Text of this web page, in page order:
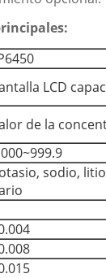
LCD
de la
sodio,